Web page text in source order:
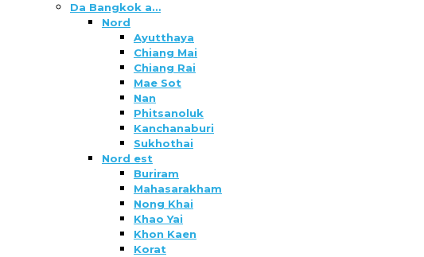
Da Bangkok a…
Nord
Ayutthaya
Chiang Mai
Chiang Rai
Mae Sot
Nan
Phitsanoluk
Kanchanaburi
Sukhothai
Nord est
Buriram
Mahasarakham
Nong Khai
Khao Yai
Khon Kaen
Korat